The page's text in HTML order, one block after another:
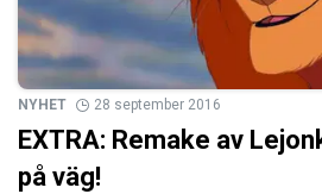
NYHET 28 september 2016
EXTRA: Remake av
på väg!